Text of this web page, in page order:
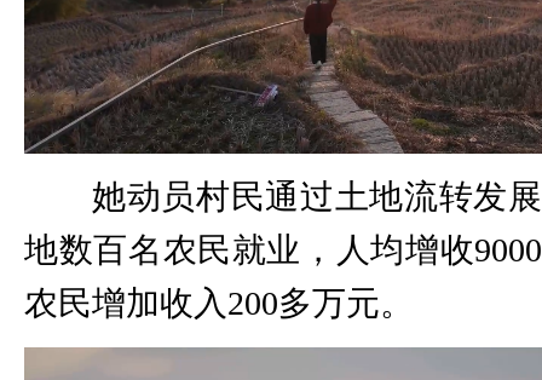
她动员村民通过土地流转发
地数百名农民就业，人均增收
农民增加收入200多万元。